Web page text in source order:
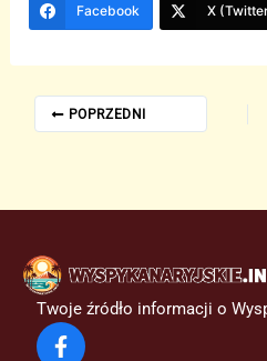
Facebook X
POPRZEDNI
Twoje źródło informacji o